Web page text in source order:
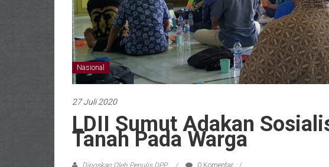
Nasional
27 Juli 2020
LDII Sumut Adakan
Tanah Pada Warga
Diposkan Oleh:Penulis DPP
0 Komentar